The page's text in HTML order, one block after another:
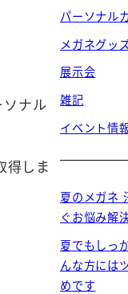
ナル
得しま
パーソナル
メガネグッ
展示会
雑記
イベント情
夏のメガネ
ぐお悩み解
夏でもしっ
んな方には
めです